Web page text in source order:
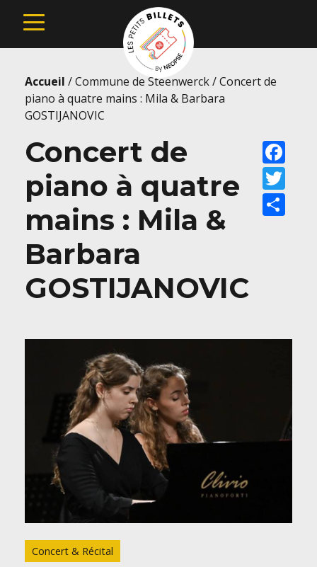
Accueil /Commune de Steenwerck/Concert de
piano à quatre mains : Mila & Barbara
GOSTIJANOVIC
Concert de
piano à quatre
mains : Mila &
Barbara
GOSTIJANOVIC
Concert & Récital